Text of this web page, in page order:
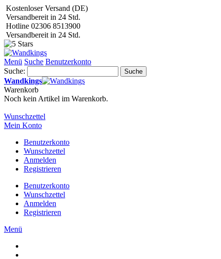
Kostenloser Versand (DE)
Versandbereit in 24 Std.
Hotline 02306 8513900
Versandbereit in 24 Std.
Menü Suche Benutzerkonto
Suche:
Suche
Wandkings
Warenkorb
Noch kein Artikel im Warenkorb.
Wunschzettel
Mein Konto
Benutzerkonto
Wunschzettel
Anmelden
Registrieren
Benutzerkonto
Wunschzettel
Anmelden
Registrieren
Menü